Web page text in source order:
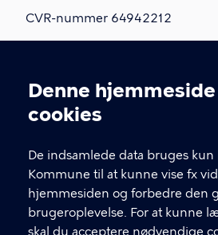
Denne
cookies
De indsamlede data bruges
Kommune til at kunne vise fx
hjemmesiden og forbedre den
brugeroplevelse. For at kunne
skal du acceptere nødvendige
CVR-nummer 64942212
Hvis du vil klage
Databeskyttelse
Tilgængelighedserklæring